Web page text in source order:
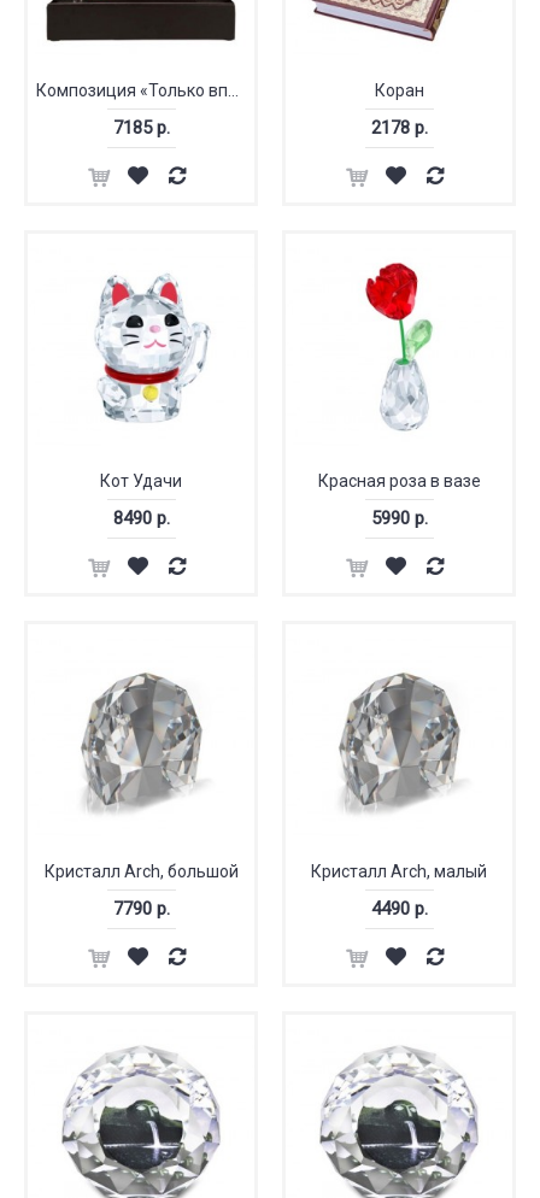
Композиция «Только вперед»
7185 р.
Коран
2178 р.
Кот Удачи
8490 р.
Красная роза в вазе
5990 р.
Кристалл Arch, большой
7790 р.
Кристалл Arch, малый
4490 р.